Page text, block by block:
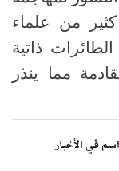
من علماء
ذاتية
مما ينذر
اسـم فـي الأخبـار